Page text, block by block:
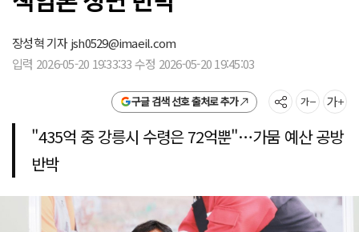
장성혁 기자jsh0529@imaeil.com
입력 2026-05-20 19:33:33 수정 2026-05-20 19:45:03
구글 검색 선호 출처로 추가
"435억 중 강릉시 수령은 72억뿐"…가뭄 예산 공방
반박